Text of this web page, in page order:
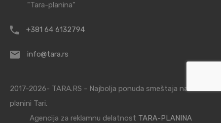
"Tara-planina"
+381 64 6132794
info@tara.rs
2017-2026- TARA.RS - Najbolja ponuda smeštaja na
planini Tari.
Agencija za reklamnu delatnost TARA-PLANINA